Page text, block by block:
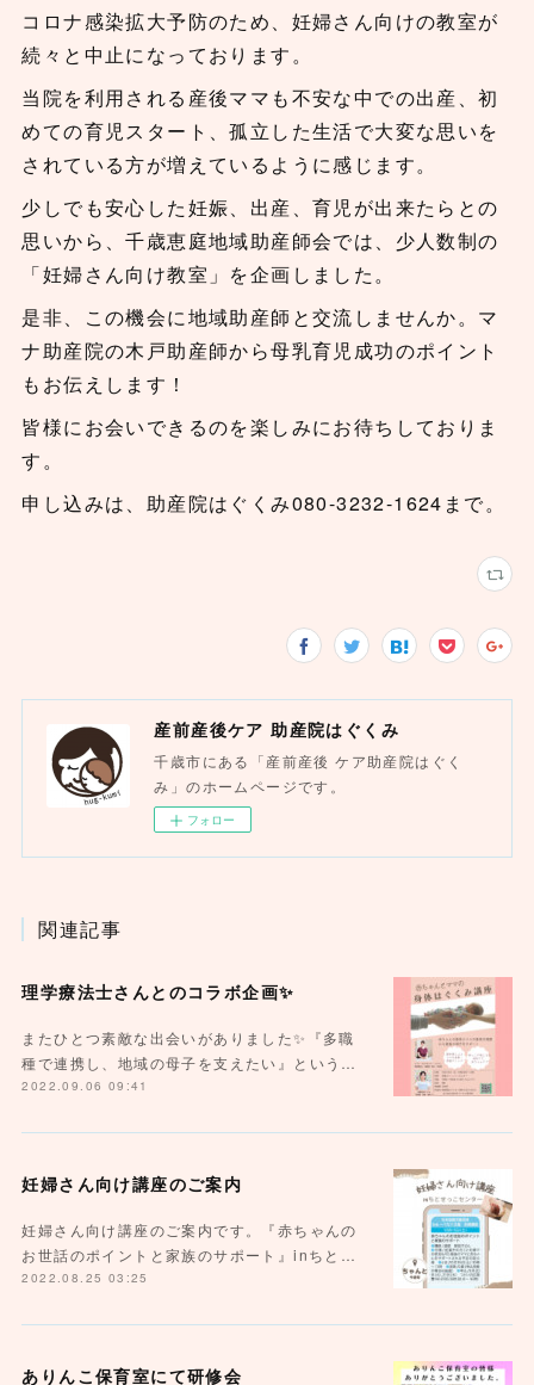
コロナ感染拡大予防のため、妊婦さん向けの教室が
続々と中止になっております。
当院を利用される産後ママも不安な中での出産、初
めての育児スタート、孤立した生活で大変な思いを
されている方が増えているように感じます。
少しでも安心した妊娠、出産、育児が出来たらとの
思いから、千歳恵庭地域助産師会では、少人数制の
「妊婦さん向け教室」を企画しました。
是非、この機会に地域助産師と交流しませんか。マ
ナ助産院の木戸助産師から母乳育児成功のポイント
もお伝えします！
皆様にお会いできるのを楽しみにお待ちしておりま
す。
申し込みは、助産院はぐくみ080-3232-1624まで。
産前産後ケア 助産院はぐくみ
千歳市にある「産前産後 ケア助産院はぐく
み」のホームページです。
フォロー
関連記事
理学療法士さんとのコラボ企画✨
またひとつ素敵な出会いがありました✨『多職
種で連携し、地域の母子を支えたい』という…
2022.09.06 09:41
妊婦さん向け講座のご案内
妊婦さん向け講座のご案内です。『赤ちゃんの
お世話のポイントと家族のサポート』inちと…
2022.08.25 03:25
ありんこ保育室にて研修会